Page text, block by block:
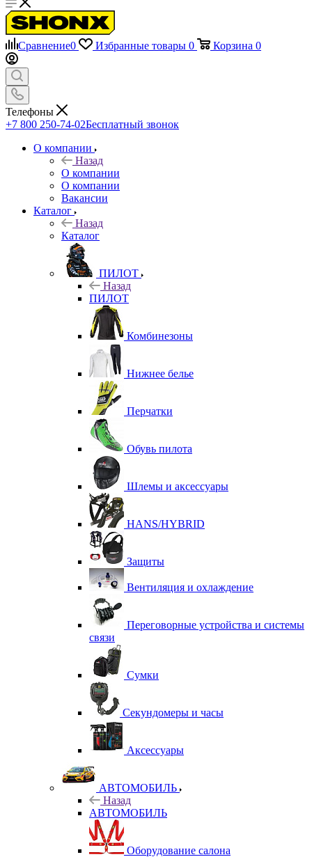
Сравнение0 Избранные товары 0 Корзина 0
Телефоны
+7 800 250-74-02Бесплатный звонок
О компании
Назад
О компании
О компании
Вакансии
Каталог
Назад
Каталог
ПИЛОТ
Назад
ПИЛОТ
Комбинезоны
Нижнее белье
Перчатки
Обувь пилота
Шлемы и аксессуары
HANS/HYBRID
Защиты
Вентиляция и охлаждение
Переговорные устройства и системы
связи
Сумки
Секундомеры и часы
Аксессуары
АВТОМОБИЛЬ
Назад
АВТОМОБИЛЬ
Оборудование салона